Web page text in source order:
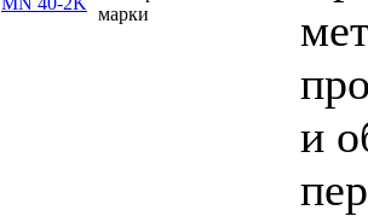
марки
и